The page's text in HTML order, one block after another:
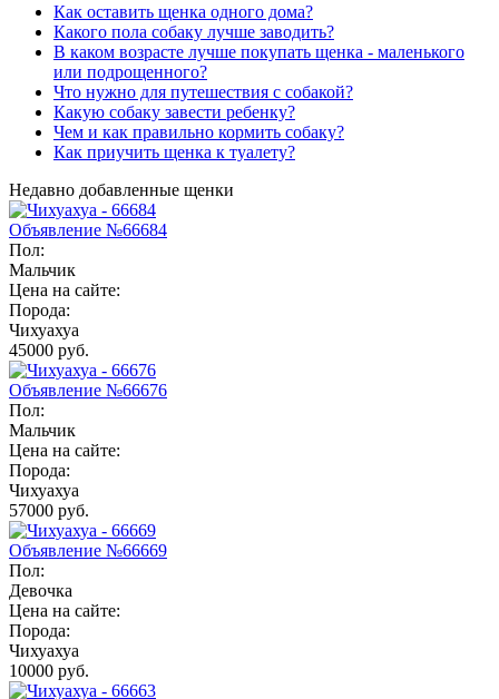
Как оставить щенка одного дома?
Какого пола собаку лучше заводить?
В каком возрасте лучше покупать щенка - маленького
или подрощенного?
Что нужно для путешествия с собакой?
Какую собаку завести ребенку?
Чем и как правильно кормить собаку?
Как приучить щенка к туалету?
Недавно добавленные щенки
Объявление №66684
Пол:
Мальчик
Цена на сайте:
Порода:
Чихуахуа
45000 руб.
Объявление №66676
Пол:
Мальчик
Цена на сайте:
Порода:
Чихуахуа
57000 руб.
Объявление №66669
Пол:
Девочка
Цена на сайте:
Порода:
Чихуахуа
10000 руб.